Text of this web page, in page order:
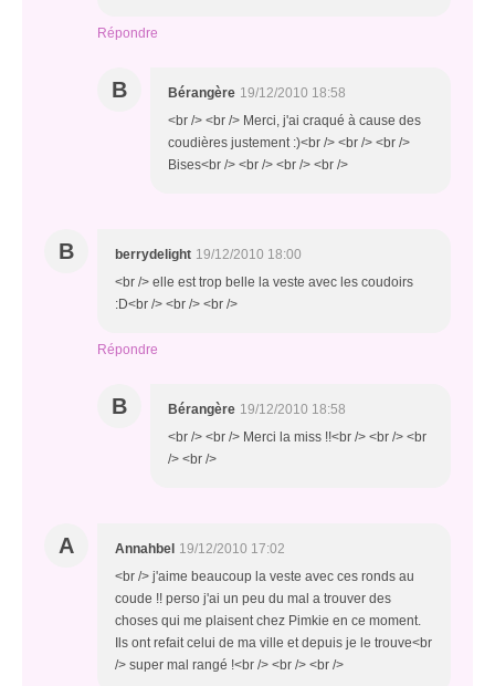
Répondre
B Bérangère 19/12/2010 18:58
<br /> <br /> Merci, j'ai craqué à cause des
coudières justement :)<br /> <br /> <br />
Bises<br /> <br /> <br /> <br />
B berrydelight 19/12/2010 18:00
<br /> elle est trop belle la veste avec les coudoirs
:D<br /> <br /> <br />
Répondre
B Bérangère 19/12/2010 18:58
<br /> <br /> Merci la miss !!<br /> <br /> <br
/> <br />
A Annahbel 19/12/2010 17:02
<br /> j'aime beaucoup la veste avec ces ronds au
coude !! perso j'ai un peu du mal a trouver des
choses qui me plaisent chez Pimkie en ce moment.
Ils ont refait celui de ma ville et depuis je le trouve<br
/> super mal rangé !<br /> <br /> <br />